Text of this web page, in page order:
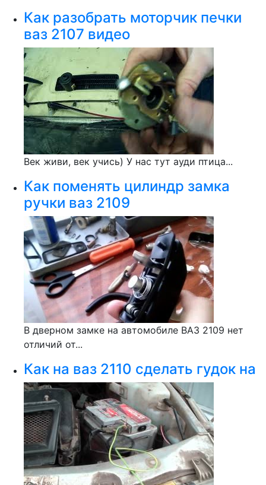
Как разобрать моторчик печки
ваз 2107 видео
Век живи, век учись) У нас тут ауди птица...
Как поменять цилиндр замка
ручки ваз 2109
В дверном замке на автомобиле ВАЗ 2109 нет
отличий от...
Как на ваз 2110 сделать гудок на